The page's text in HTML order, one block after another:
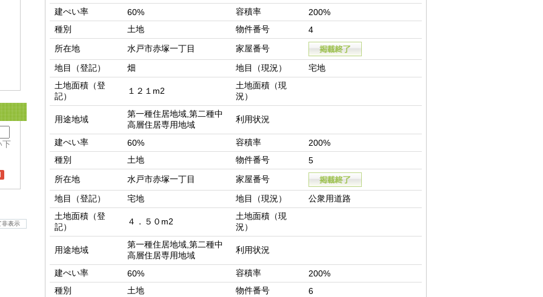
下
非表示
建ぺい率 60% 容積率
200%
種別
土地 物件番号
4
所在地
水戸市赤塚一丁目
家屋番号
地目（登記）
畑 地目（現況）
宅地
土地面積（登
記）
１２１m2
土地面積（現
況）
用途地域
第一種住居地域,第二種中
高層住居専用地域
利用状況
建ぺい率 60% 容積率
200%
種別
土地 物件番号
5
所在地
水戸市赤塚一丁目
家屋番号
地目（登記）
宅地 地目（現況）
公衆用道路
土地面積（登
記）
４．５０m2
土地面積（現
況）
用途地域
第一種住居地域,第二種中
高層住居専用地域
利用状況
建ぺい率 60% 容積率
200%
種別
土地 物件番号
6